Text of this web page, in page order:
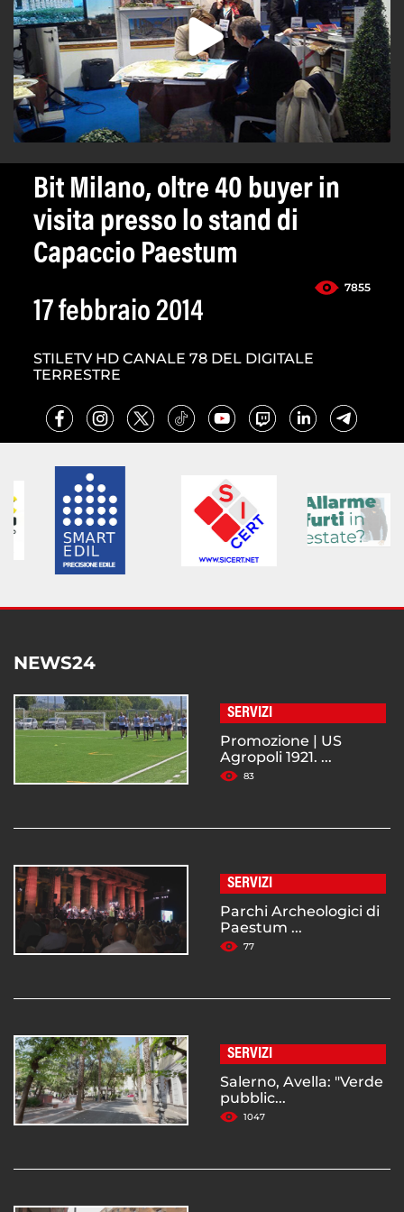
Bit Milano, oltre 40 buyer in
visita presso lo stand di
Capaccio Paestum
7855
17 febbraio 2014
STILETV HD CANALE 78 DEL DIGITALE
TERRESTRE
NEWS24
SERVIZI
Promozione | US
Agropoli 1921. ...
83
SERVIZI
Parchi Archeologici di
Paestum ...
77
SERVIZI
Salerno, Avella: "Verde
pubblic...
1047